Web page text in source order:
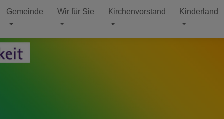
Gemeinde Wir für Sie Kirchenvorstand Kinderland